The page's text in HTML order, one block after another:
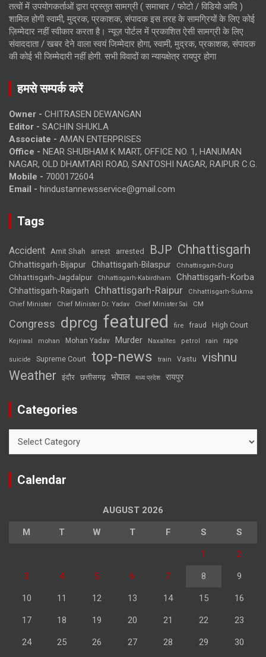
तत्वों में उपयोगकर्ताओं द्वारा प्रस्तुत सामग्री ( समाचार / फोटो / विडियो आदि )
शामिल होगी स्वामी, मुद्रक, प्रकाशक, संपादक इस तरह के सामग्रियों के लिए कोई
ज़िम्मेदार नहीं स्वीकार करता है। न्यूज़ पोर्टल में प्रकाशित ऐसी सामग्री के लिए
संवाददाता / खबर देने वाला स्वयं जिम्मेदार होगा, स्वामी, मुद्रक, प्रकाशक, संपादक
की कोई भी जिम्मेदारी नहीं होगी. सभी विवादों का न्यायक्षेत्र रायपुर होगा
हमसे सम्पर्क करें
Owner - CHITRASEN DEWANGAN
Editor - SACHIN SHUKLA
Associate - AMAN ENTERPRISES
Office - NEAR SHUBHAM K MART, OFFICE NO. 1, HANUMAN
NAGAR, OLD DHAMTARI ROAD, SANTOSHI NAGAR, RAIPUR C.G.
Mobile - 7000172604
Email - hindustannewsservice@gmail.com
Tags
Accident Amit Shah arrest arrested BJP Chhattisgarh
Chhattisgarh-Bijapur Chhattisgarh-Bilaspur Chhattisgarh-Durg
Chhattisgarh-Jagdalpur Chhattisgarh-Kabirdham Chhattisgarh-Korba
Chhattisgarh-Raigarh Chhattisgarh-Raipur
Chhattisgarh-Sukma
Chief Minister
Chief Minister Dr. Yadav Chief Minister Sai CM
Congress dprcg featured fire fraud High Court
Kejriwal mohan Mohan Yadav Murder Naxalites petrol rain rape
suicide Supreme Court top-news train Vastu vishnu
Weather इंदौर छत्तीसगढ़ भोपाल मध्य प्रदेश रायपुर
Categories
Calendar
AUGUST 2026
M T W T F S S
1 2
3 4 5 6 7 8 9
10 11 12 13 14 15 16
17 18 19 20 21 22 23
24 25 26 27 28 29 30